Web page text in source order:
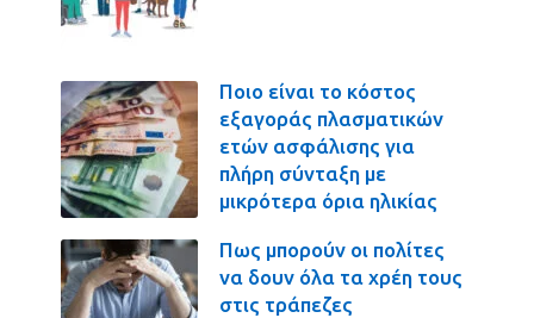
Ποιο είναι το κόστος
εξαγοράς πλασματικών
ετών ασφάλισης για
πλήρη σύνταξη με
μικρότερα όρια ηλικίας
Πως μπορούν οι πολίτες
να δουν όλα τα χρέη τους
στις τράπεζες